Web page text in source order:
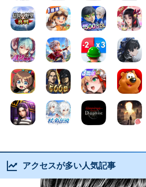
アクセスが多い人気記事